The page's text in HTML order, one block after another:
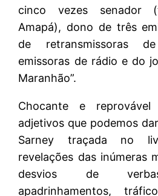
cinco vezes senador
Amapá), dono de três
de retransmissoras
emissoras de rádio e do
Maranhão”.
Chocante e
adjetivos que podemos
Sarney traçada no
revelações das inúmeras
desvios de
apadrinhamentos,